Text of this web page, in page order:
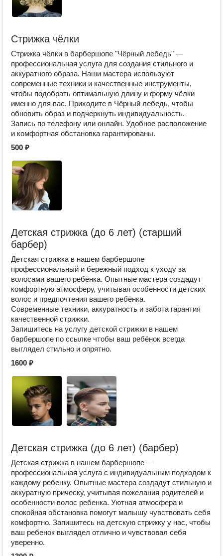
Стрижка чёлки
Стрижка чёлки в барбершопе "Чёрный лебедь" —
профессиональная услуга для создания стильного и
аккуратного образа. Наши мастера используют
современные техники и качественные инструменты,
чтобы подобрать оптимальную длину и форму чёлки
именно для вас. Приходите в Чёрный лебедь, чтобы
обновить образ и подчеркнуть индивидуальность.
Запись по телефону или онлайн. Удобное расположение
и комфортная обстановка гарантированы.
500 ₽
Детская стрижка (до 6 лет) (старший
барбер)
Детская стрижка в нашем барбершопе
профессиональный и бережный подход к уходу за
волосами вашего ребёнка. Опытные мастера создадут
комфортную атмосферу, учитывая особенности детских
волос и предпочтения вашего ребёнка.
Современные техники, аккуратность и забота гарантия
качественной стрижки.
Запишитесь на услугу детской стрижки в нашем
барбершопе по ссылке чтобы ваш ребёнок всегда
выглядел стильно и опрятно.
1600 ₽
Детская стрижка (до 6 лет) (барбер)
Детская стрижка в нашем барбершопе —
профессиональная услуга с индивидуальным подходом к
каждому ребенку. Опытные мастера создадут стильную и
аккуратную прическу, учитывая пожелания родителей и
особенности волос ребенка. Уютная атмосфера и
спокойная обстановка помогут малышу чувствовать себя
комфортно. Запишитесь на детскую стрижку у нас, чтобы
ваш ребенок выглядел отлично и чувствовал себя
уверенно.